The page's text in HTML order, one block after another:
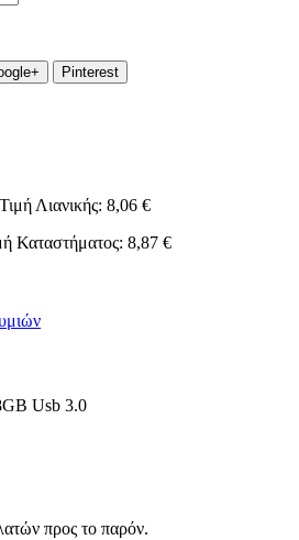
Pinterest
Τιμή Λιανικής: 8,06 €
Καταστήματος: 8,87 €
Usb 3.0
προς το παρόν.